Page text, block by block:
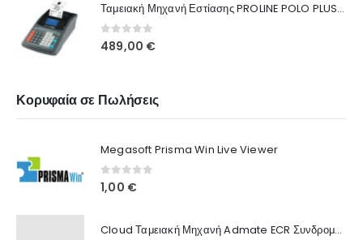
Ταμειακή Μηχανή Εστίασης PROLINE POLO PLUS Black (Δώρο ρολά + προγραμματισμός + παράδοση) ΜΕ ΔΟΣΕΙΣ
0 out of 5
489,00 €
Κορυφαία σε Πωλήσεις
Megasoft Prisma Win Live Viewer
0 out of 5
1,00 €
Cloud Ταμειακή Μηχανή Admate ECR Συνδρομή 12 μηνών